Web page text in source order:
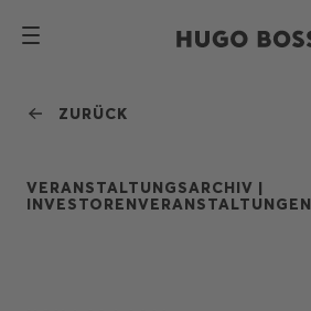
ZURÜCK
VERANSTALTUNGSARCHIV |
INVESTORENVERANSTALTUNGEN